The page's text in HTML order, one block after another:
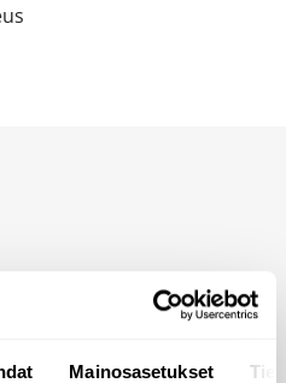
Mainosasetukset